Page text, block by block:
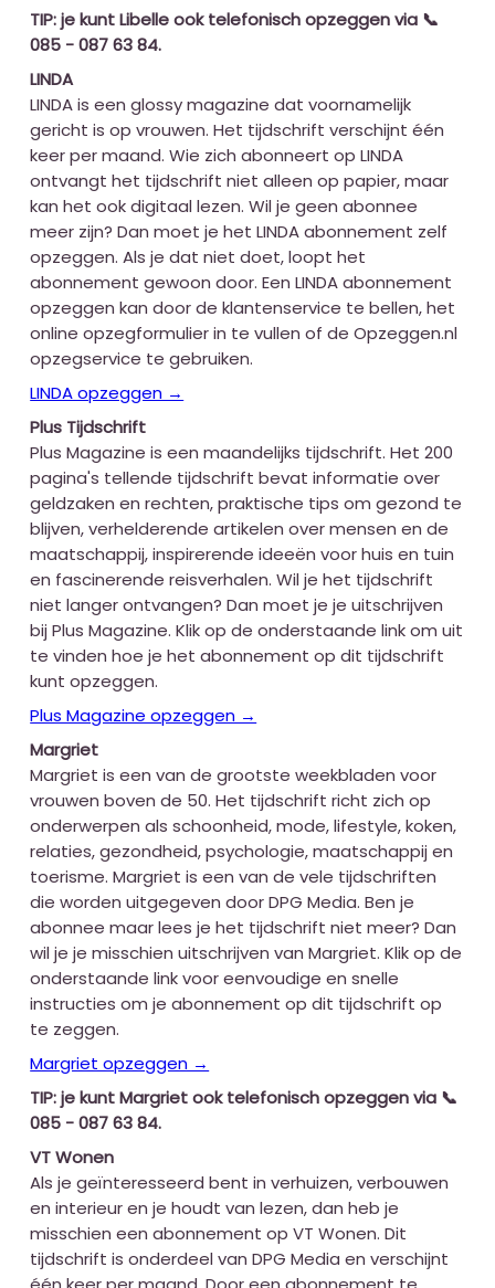
TIP: je kunt Libelle ook telefonisch opzeggen via 📞
085 - 087 63 84.
LINDA
LINDA is een glossy magazine dat voornamelijk
gericht is op vrouwen. Het tijdschrift verschijnt één
keer per maand. Wie zich abonneert op LINDA
ontvangt het tijdschrift niet alleen op papier, maar
kan het ook digitaal lezen. Wil je geen abonnee
meer zijn? Dan moet je het LINDA abonnement zelf
opzeggen. Als je dat niet doet, loopt het
abonnement gewoon door. Een LINDA abonnement
opzeggen kan door de klantenservice te bellen, het
online opzegformulier in te vullen of de Opzeggen.nl
opzegservice te gebruiken.
LINDA opzeggen →
Plus Tijdschrift
Plus Magazine is een maandelijks tijdschrift. Het 200
pagina's tellende tijdschrift bevat informatie over
geldzaken en rechten, praktische tips om gezond te
blijven, verhelderende artikelen over mensen en de
maatschappij, inspirerende ideeën voor huis en tuin
en fascinerende reisverhalen. Wil je het tijdschrift
niet langer ontvangen? Dan moet je je uitschrijven
bij Plus Magazine. Klik op de onderstaande link om uit
te vinden hoe je het abonnement op dit tijdschrift
kunt opzeggen.
Plus Magazine opzeggen →
Margriet
Margriet is een van de grootste weekbladen voor
vrouwen boven de 50. Het tijdschrift richt zich op
onderwerpen als schoonheid, mode, lifestyle, koken,
relaties, gezondheid, psychologie, maatschappij en
toerisme. Margriet is een van de vele tijdschriften
die worden uitgegeven door DPG Media. Ben je
abonnee maar lees je het tijdschrift niet meer? Dan
wil je je misschien uitschrijven van Margriet. Klik op de
onderstaande link voor eenvoudige en snelle
instructies om je abonnement op dit tijdschrift op
te zeggen.
Margriet opzeggen →
TIP: je kunt Margriet ook telefonisch opzeggen via 📞
085 - 087 63 84.
VT Wonen
Als je geïnteresseerd bent in verhuizen, verbouwen
en interieur en je houdt van lezen, dan heb je
misschien een abonnement op VT Wonen. Dit
tijdschrift is onderdeel van DPG Media en verschijnt